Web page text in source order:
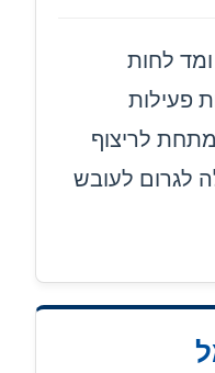
לחות
פעילות
לריצוף
לגרום לעובש